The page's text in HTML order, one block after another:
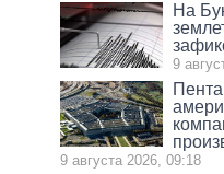
На
9
9 августа 2026, 09:18